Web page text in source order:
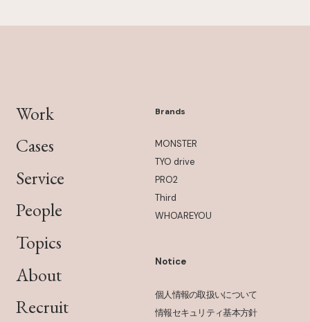
Work
Cases
Service
People
Topics
About
Recruit
Brands
MONSTER
TYO drive
PRO2
Third
WHOAREYOU
Notice
個人情報の取扱いについて
情報セキュリティ基本方針